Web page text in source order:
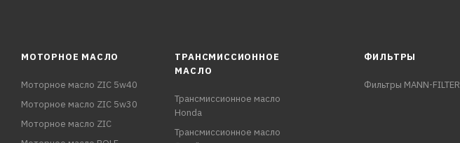
МОТОРНОЕ МАСЛО
Моторное масло ZIC 5w40
Моторное масло ZIC 5w30
Моторное масло ZIC
ТРАНСМИССИОННОЕ
МАСЛО
Трансмиссионное масло
Honda
Трансмиссионное масло
ФИЛЬТРЫ
Фильтры MANN-FILTER